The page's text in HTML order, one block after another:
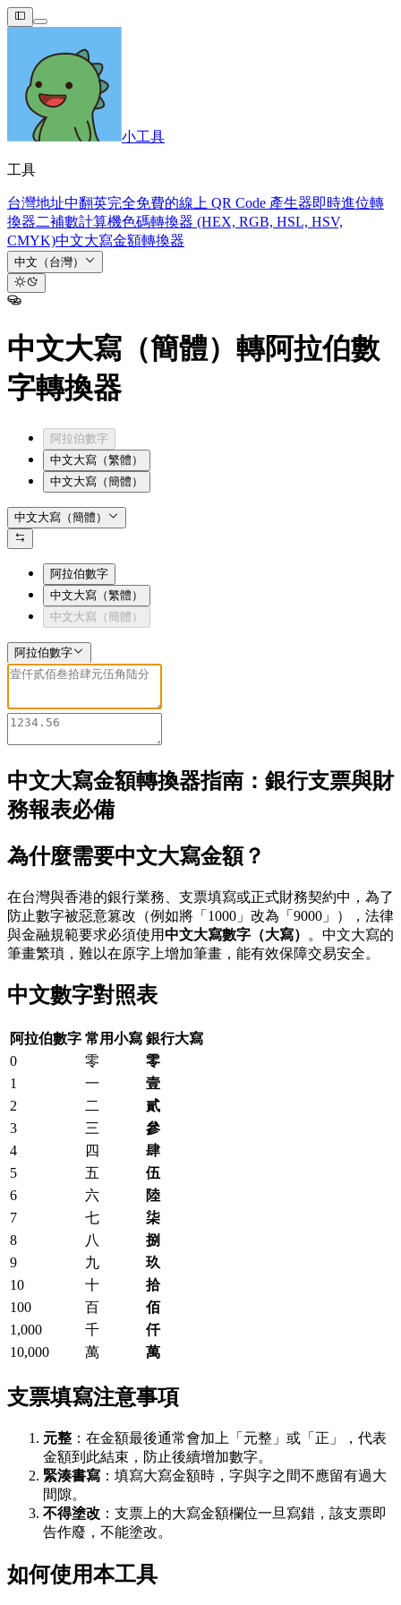
小工具
工具
台灣地址中翻英完全免費的線上 QR Code 產生器即時進位轉
換器二補數計算機色碼轉換器 (HEX, RGB, HSL, HSV,
CMYK)中文大寫金額轉換器
中文（台灣）
中文大寫（簡體）轉阿拉伯數
字轉換器
阿拉伯數字
中文大寫（繁體）
中文大寫（簡體）
中文大寫（簡體）
阿拉伯數字
中文大寫（繁體）
中文大寫（簡體）
阿拉伯數字
中文大寫金額轉換器指南：銀行支票與財
務報表必備
為什麼需要中文大寫金額？
在台灣與香港的銀行業務、支票填寫或正式財務契約中，為了
防止數字被惡意篡改（例如將「1000」改為「9000」），法律
與金融規範要求必須使用中文大寫數字（大寫）
。中文大寫的
筆畫繁瑣，難以在原字上增加筆畫，能有效保障交易安全。
中文數字對照表
阿拉伯數字 常用小寫 銀行大寫
0
零
零
1
一
壹
2
二
貳
3
三
參
4
四
肆
5
五
伍
6
六
陸
7
七
柒
8
八
捌
9
九
玖
10
十
拾
100
百
佰
1,000
千
仟
10,000
萬 萬
支票填寫注意事項
元整 ：在金額最後通常會加上「元整」或「正」，代表
金額到此結束，防止後續增加數字。
緊湊書寫 ：填寫大寫金額時，字與字之間不應留有過大
間隙。
不得塗改 ：支票上的大寫金額欄位一旦寫錯，該支票即
告作廢，不能塗改。
如何使用本工具